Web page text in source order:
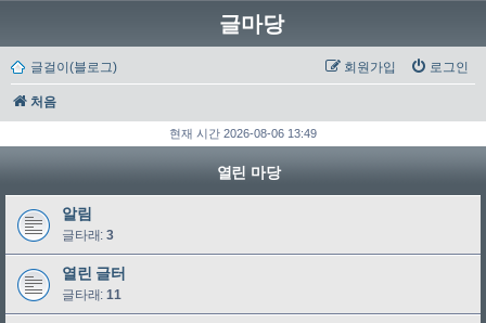
글마당
글걸이(블로그) 로그인
회원가입
처음
현재 시간 2026-08-06 13:49
열린 마당
알림
글타래: 3
열린 글터
글타래: 11